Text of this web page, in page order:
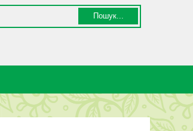
Пошук...